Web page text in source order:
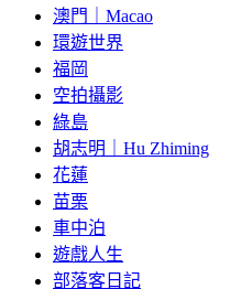
澳門｜Macao
環遊世界
福岡
空拍攝影
綠島
胡志明｜Hu Zhiming
花蓮
苗栗
車中泊
遊戲人生
部落客日記